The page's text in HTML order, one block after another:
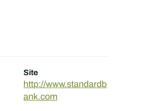
Site
http://www.standardb
ank.com